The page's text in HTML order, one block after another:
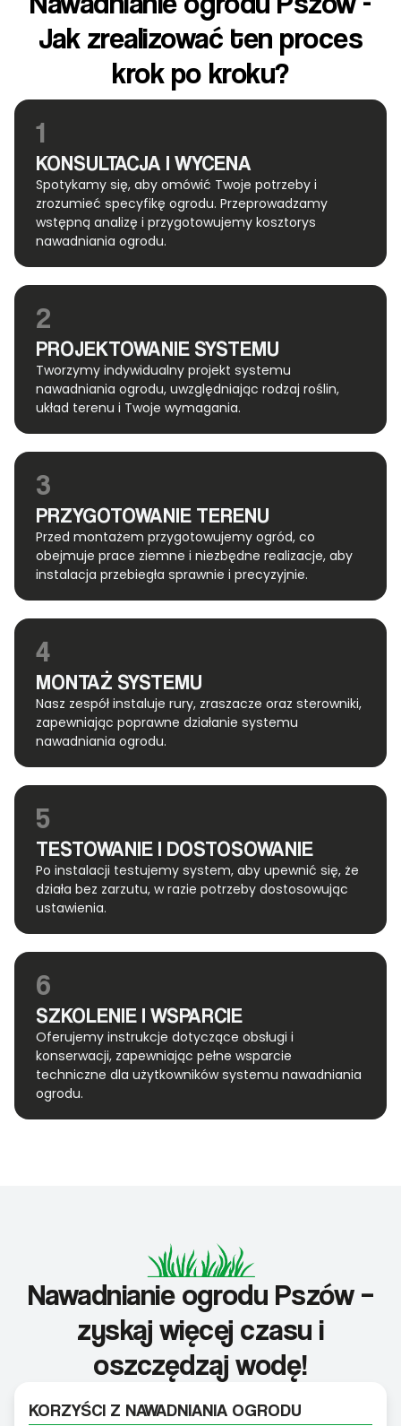
Jak zrealizować ten proces
krok po kroku?
1
KONSULTACJA I WYCENA
Spotykamy się, aby omówić Twoje potrzeby i
zrozumieć specyfikę ogrodu. Przeprowadzamy
wstępną analizę i przygotowujemy kosztorys
nawadniania ogrodu.
2
PROJEKTOWANIE SYSTEMU
Tworzymy indywidualny projekt systemu
nawadniania ogrodu, uwzględniając rodzaj roślin,
układ terenu i Twoje wymagania.
3
PRZYGOTOWANIE TERENU
Przed montażem przygotowujemy ogród, co
obejmuje prace ziemne i niezbędne realizacje, aby
instalacja przebiegła sprawnie i precyzyjnie.
4
MONTAŻ SYSTEMU
Nasz zespół instaluje rury, zraszacze oraz sterowniki,
zapewniając poprawne działanie systemu
nawadniania ogrodu.
5
TESTOWANIE I DOSTOSOWANIE
Po instalacji testujemy system, aby upewnić się, że
działa bez zarzutu, w razie potrzeby dostosowując
ustawienia.
6
SZKOLENIE I WSPARCIE
Oferujemy instrukcje dotyczące obsługi i
konserwacji, zapewniając pełne wsparcie
techniczne dla użytkowników systemu nawadniania
ogrodu.
Nawadnianie ogrodu Pszów –
zyskaj więcej czasu i
oszczędzaj wodę!
KORZYŚCI Z NAWADNIANIA OGRODU